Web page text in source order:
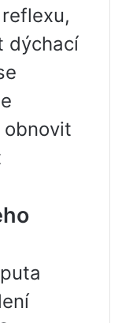
dýchací